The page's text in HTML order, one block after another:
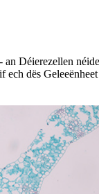
an Déierezellen
ech dës